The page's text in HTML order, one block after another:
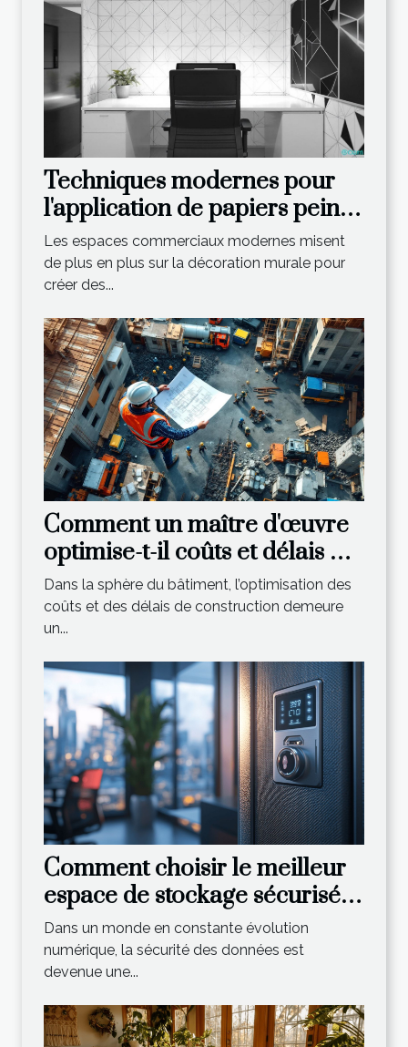
Techniques modernes pour
l'application de papiers peints
dans les espaces
commerciaux
Les espaces commerciaux modernes misent
de plus en plus sur la décoration murale pour
créer des...
Comment un maître d'œuvre
optimise-t-il coûts et délais de
construction ?
Dans la sphère du bâtiment, l’optimisation des
coûts et des délais de construction demeure
un...
Comment choisir le meilleur
espace de stockage sécurisé
pour vos besoins
Dans un monde en constante évolution
numérique, la sécurité des données est
devenue une...